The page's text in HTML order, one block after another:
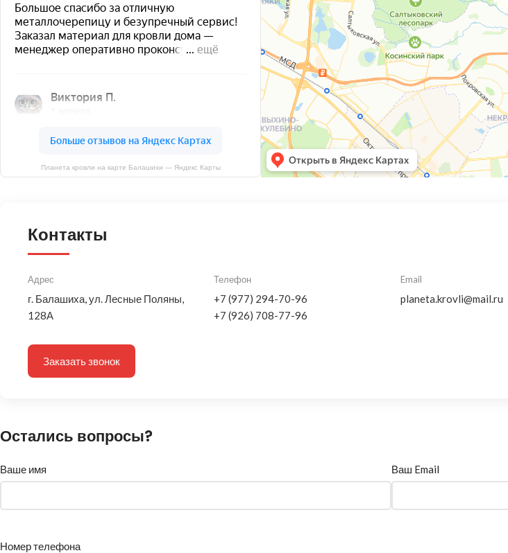
Планета кровли на карте Балашихи — Яндекс Карты
Контакты
Адрес
г. Балашиха, ул. Лесные Поляны,
128А
Телефон
+7 (977) 294-70-96
+7 (926) 708-77-96
Email
planeta.krovli@mail.ru
Заказать звонок
Остались вопросы?
Ваше имя Ваш Email
Номер телефона